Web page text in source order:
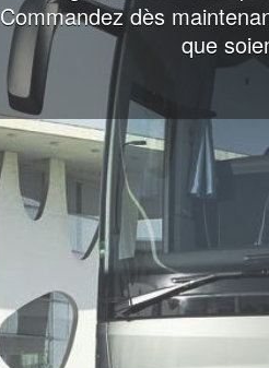
Commandez dès
que